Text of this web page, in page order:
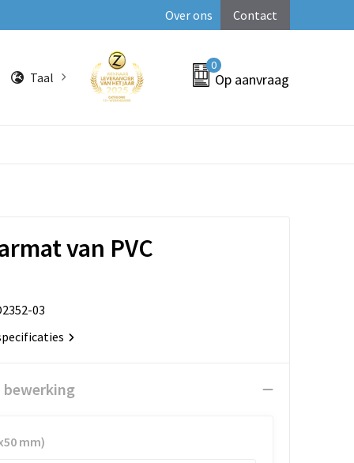
Over ons Contact
Taal
0
Op aanvraag
van PVC
03
bewerking
mm)